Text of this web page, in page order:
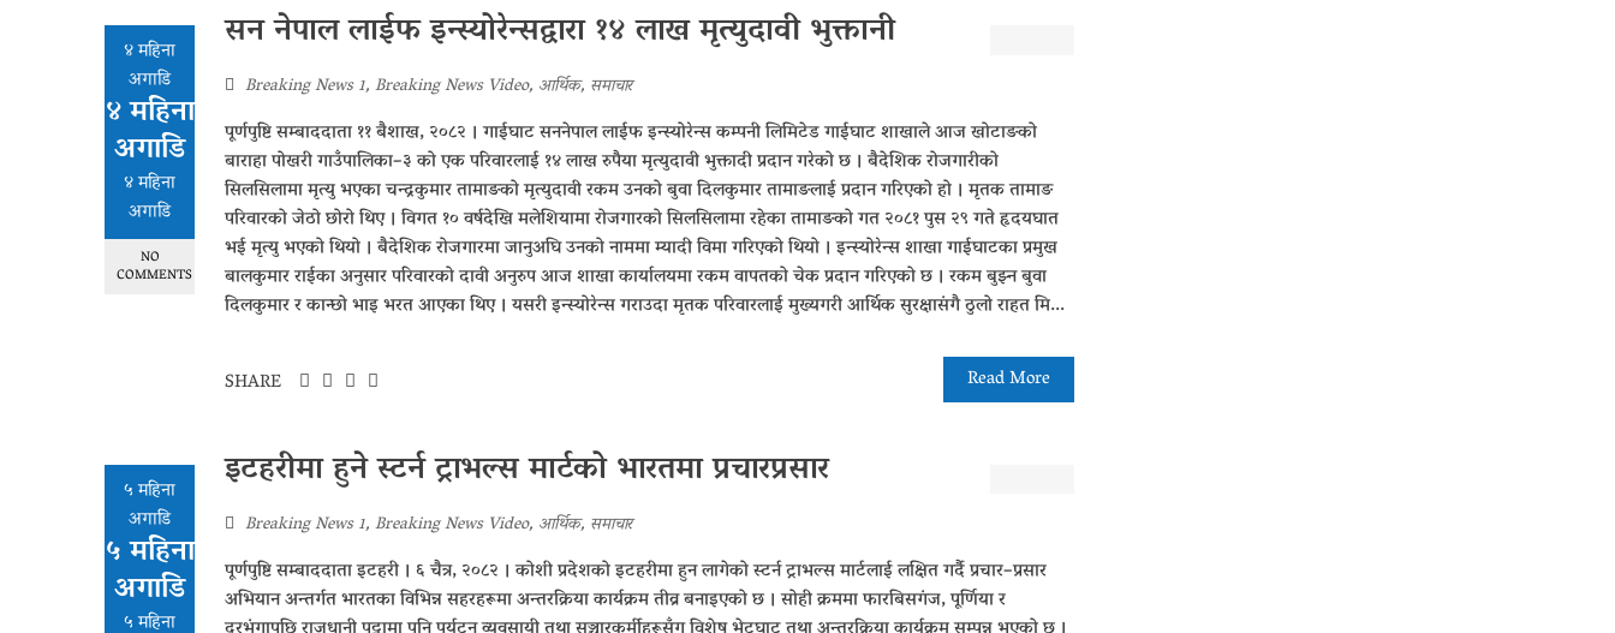
४ महिना
अगाडि
४ महिना
अगाडि
४ महिना
अगाडि
NO
COMMENTS
सन नेपाल लाईफ इन्स्योरेन्सद्वारा १४ लाख मृत्युदावी भुक्तानी
Breaking News 1,Breaking News Video, आर्थिक, समाचार
पूर्णपुष्टि सम्बाददाता ११ बैशाख, २०८२ । गाईघाट सननेपाल लाईफ इन्स्योरेन्स कम्पनी लिमिटेड गाईघाट शाखाले आज खोटाङको
बाराहा पोखरी गाउँपालिका–३ को एक परिवारलाई १४ लाख रुपैया मृत्युदावी भुक्तादी प्रदान गरेको छ । बैदेशिक रोजगारीको
सिलसिलामा मृत्यु भएका चन्द्रकुमार तामाङको मृत्युदावी रकम उनको बुवा दिलकुमार तामाङलाई प्रदान गरिएको हो । मृतक तामाङ
परिवारको जेठो छोरो थिए । विगत १० वर्षदेखि मलेशियामा रोजगारको सिलसिलामा रहेका तामाङको गत २०८१ पुस २९ गते हृदयघात
भई मृत्यु भएको थियो । बैदेशिक रोजगारमा जानुअघि उनको नाममा म्यादी विमा गरिएको थियो । इन्स्योरेन्स शाखा गाईघाटका प्रमुख
बालकुमार राईका अनुसार परिवारको दावी अनुरुप आज शाखा कार्यालयमा रकम वापतको चेक प्रदान गरिएको छ । रकम बुझ्न बुवा
दिलकुमार र कान्छो भाइ भरत आएका थिए । यसरी इन्स्योरेन्स गराउदा मृतक परिवारलाई मुख्यगरी आर्थिक सुरक्षासंगै ठुलो राहत मि...
Read More
SHARE
५ महिना
अगाडि
५ महिना
अगाडि
५ महिना
इटहरीमा हुने स्टर्न ट्राभल्स मार्टको भारतमा प्रचारप्रसार
Breaking News 1,Breaking News Video, आर्थिक, समाचार
पूर्णपुष्टि सम्बाददाता इटहरी । ६ चैत्र, २०८२ । कोशी प्रदेशको इटहरीमा हुन लागेको स्टर्न ट्राभल्स मार्टलाई लक्षित गर्दै प्रचार–प्रसार
अभियान अन्तर्गत भारतका विभिन्न सहरहरूमा अन्तरक्रिया कार्यक्रम तीव्र बनाइएको छ । सोही क्रममा फारबिसगंज, पूर्णिया र